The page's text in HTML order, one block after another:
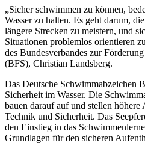
„Sicher schwimmen zu können,
Wasser zu halten. Es geht darum,
längere Strecken zu meistern, und
Situationen problemlos orientieren
des Bundesverbandes zur
(BFS), Christian Landsberg.
Das Deutsche Schwimmabzeichen
Sicherheit im Wasser. Die
bauen darauf auf und stellen höhere
Technik und Sicherheit. Das
den Einstieg in das
Grundlagen für den sicheren